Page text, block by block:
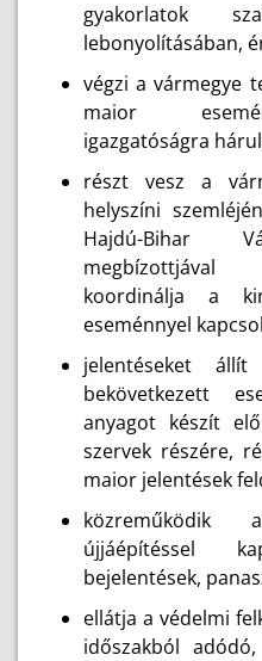
gyakorlatok
lebonyolításában,
végzi a vármegye
maior
igazgatóságra
részt vesz a
helyszíni
Hajdú-Bihar
koordinálja a
eseménnyel
jelentéseket
bekövetkezett
anyagot készít
szervek részére,
maior jelentések
közreműködik
újjáépítéssel
bejelentések,
ellátja a védelmi
időszakból